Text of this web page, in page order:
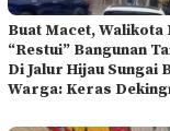
Buat Macet, Walikota
“Restui” Bangunan
Di Jalur Hijau Sungai
Warga: Keras